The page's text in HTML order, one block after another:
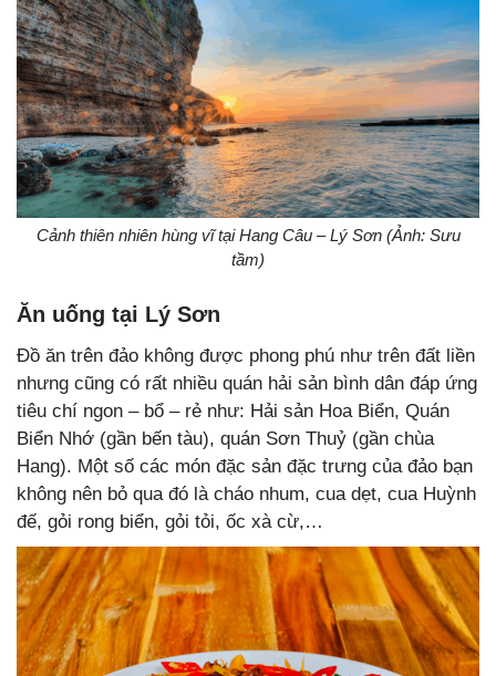
Cảnh thiên nhiên hùng vĩ tại Hang Câu – Lý Sơn (Ảnh: Sưu
tầm)
Ăn uống tại Lý Sơn
Đồ ăn trên đảo không được phong phú như trên đất liền
nhưng cũng có rất nhiều quán hải sản bình dân đáp ứng
tiêu chí ngon – bổ – rẻ như: Hải sản Hoa Biển, Quán
Biển Nhớ (gần bến tàu), quán Sơn Thuỷ (gần chùa
Hang). Một số các món đặc sản đặc trưng của đảo bạn
không nên bỏ qua đó là cháo nhum, cua dẹt, cua Huỳnh
đế, gỏi rong biển, gỏi tỏi, ốc xà cừ,…